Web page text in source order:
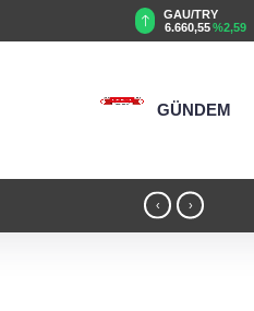
BIST 100
13.779,39%-0,14
GÜNDEM
‹ ›